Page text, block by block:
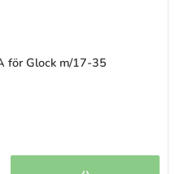
för Glock m/17-35